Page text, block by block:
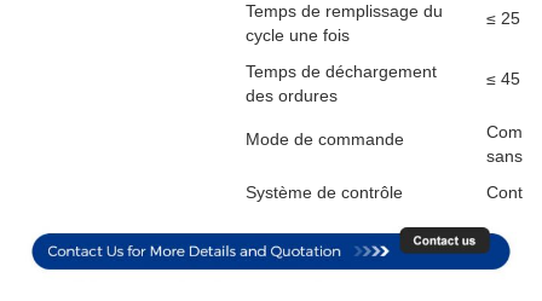
Temps de remplissage du
cycle une fois
≤ 25 s
Temps de déchargement
des ordures
≤ 45 s
Mode de commande
sans fil
Système de contrôle